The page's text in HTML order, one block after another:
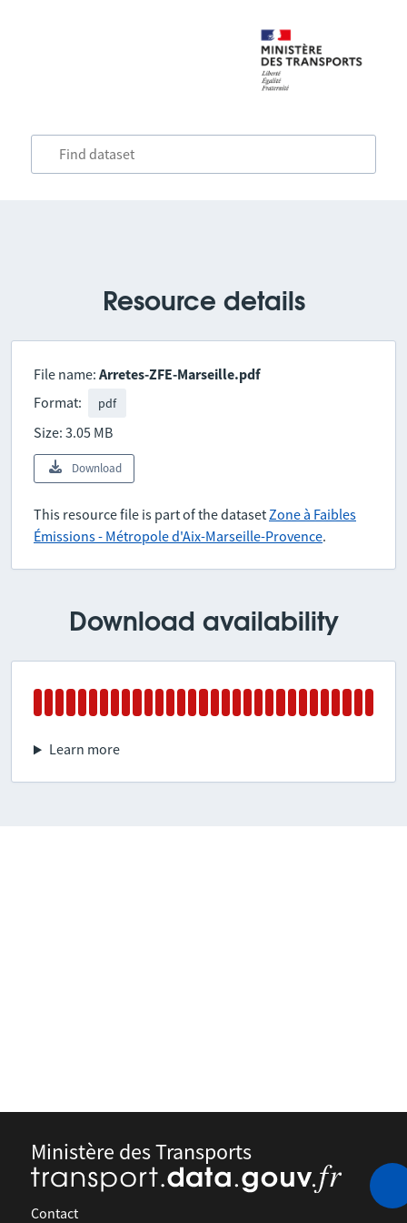
Resource details
File name: Arretes-ZFE-Marseille.pdf
Format:
pdf
Size: 3.05 MB
Download
This resource file is part of the datasetZone à Faibles
Émissions - Métropole d'Aix-Marseille-Provence.
Download availability
Learn more
Ministère des Transports
Contact